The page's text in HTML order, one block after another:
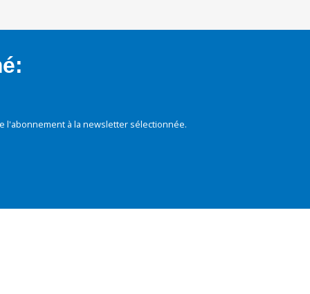
à la newsletter sélectionnée.